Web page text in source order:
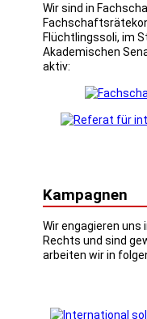
Wir sind in
Flüchtlingssoli, im
Akademischen
aktiv:
Kampagnen
Wir engagieren uns
Rechts und sind
arbeiten wir in